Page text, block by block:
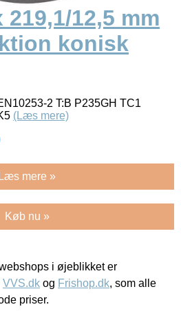
219,1/12,5 mm
konisk
2 T:B P235GH TC1
(Læs mere)
Læs mere »
Køb nu »
i øjeblikket er
VVS.dk og Frishop.dk, som alle
priser.